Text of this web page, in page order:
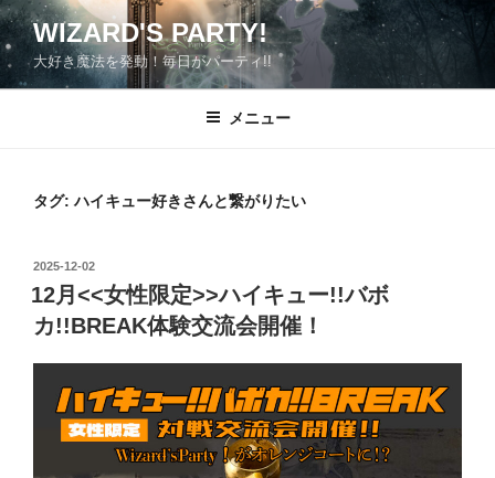
コ
ン
テ
ン
WIZARD'S PARTY!
大好き魔法を発動！毎日がパーティ!!
メニュー
タグ:ハイキュー好きさんと繋がりたい
投
稿
日:
2025-12-02
12月<<女性限定>>ハイキュー!!バボ
カ!!BREAK体験交流会開催！